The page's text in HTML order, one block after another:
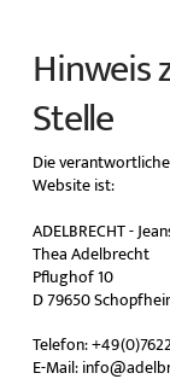
Hinweis
Stelle
Die
Website ist:
ADELBRECHT -
Thea Adelbrecht
Pflughof 10
D 79650
Telefon:
E-Mail: